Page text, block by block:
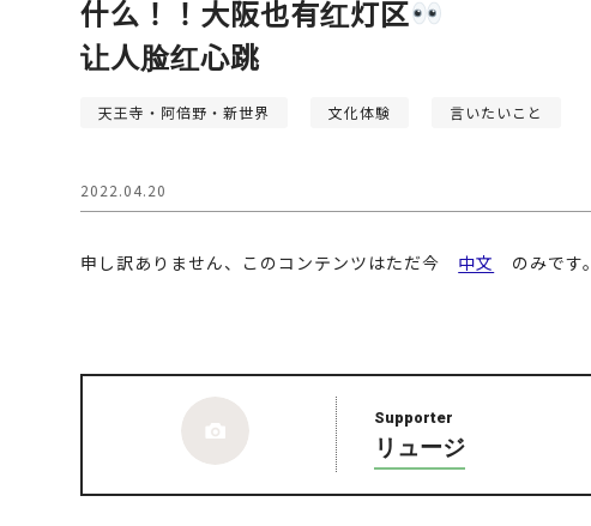
什么！！大阪也有红灯区
让人脸红心跳
天王寺・阿倍野・新世界 文化体験 言いたいこと
2022.04.20
申し訳ありません、このコンテンツはただ今 中文 のみです。
Supporter
リュージ